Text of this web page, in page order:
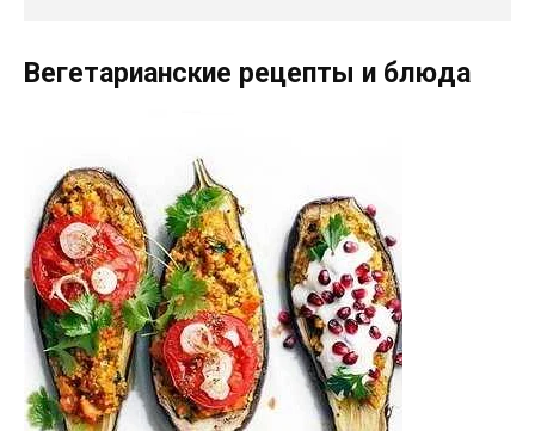
Вегетарианские рецепты и блюда